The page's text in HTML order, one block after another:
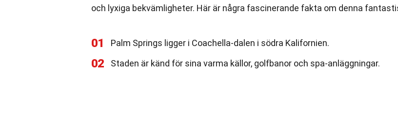
och lyxiga bekvämligheter. Här är några fascinerande fakta om denna
01 Palm Springs ligger i Coachella-dalen i södra Kalifornien.
02 Staden är känd för sina varma källor, golfbanor och spa-anläggningar.